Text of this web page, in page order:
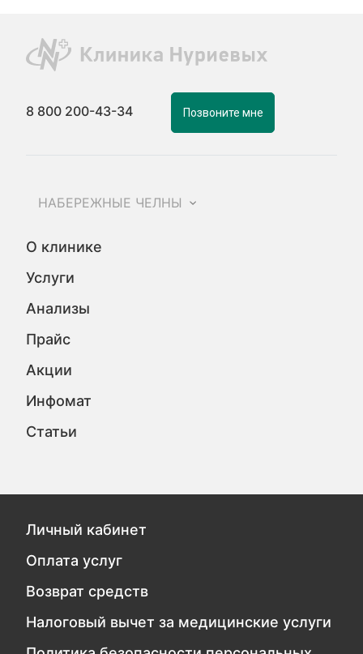
8 800 200-43-34 Позвоните мне
НАБЕРЕЖНЫЕ ЧЕЛНЫ
О клинике
Услуги
Анализы
Прайс
Акции
Инфомат
Статьи
Личный кабинет
Оплата услуг
Возврат средств
Налоговый вычет за медицинские услуги